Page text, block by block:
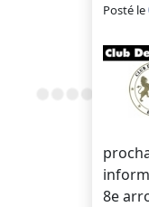
Posté le
8e